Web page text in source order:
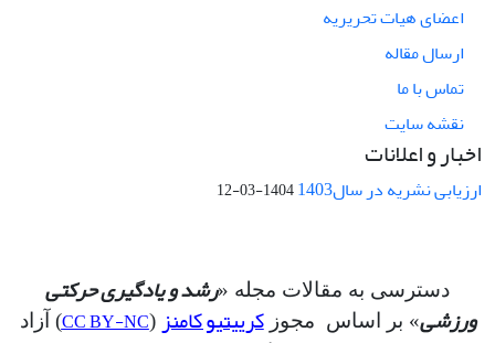
اعضای هیات تحریریه
ارسال مقاله
تماس با ما
نقشه سایت
اخبار و اعلانات
ارزیابی نشریه در سال1403 1404-03-12
دسترسی به مقالات مجله «رشد و یادگیری حرکتی
ورزشی» بر اساس مجوزکرییتیو کامنز (
CC BY-NC) آزاد